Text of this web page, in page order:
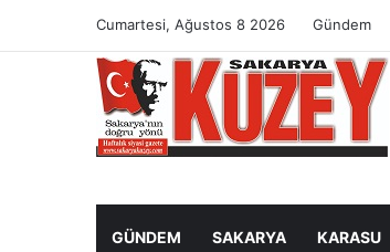
Cumartesi, Ağustos 8 2026 Gündem
GÜNDEM SAKARYA KARASU